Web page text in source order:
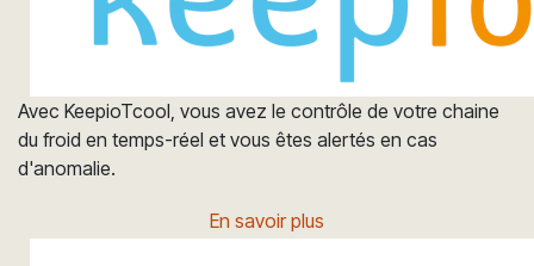
Avec KeepioTcool, vous avez le contrôle de votre chaine
du froid en temps-réel et vous êtes alertés en cas
d'anomalie.
En savoir plus